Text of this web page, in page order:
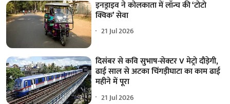
इनड्राइव ने कोलकाता में लॉन्च की ‘टोटो
क्विक’ सेवा
21 Jul 2026
दिसंबर से कवि सुभाष-सेक्टर V मेट्रो दौड़ेगी,
ढाई साल से अटका चिंगड़ीघाटा का काम ढाई
महीने में पूरा
21 Jul 2026